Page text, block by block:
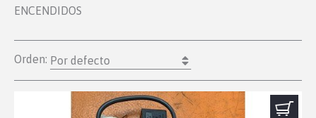
ENCENDIDOS
Orden: Por defecto